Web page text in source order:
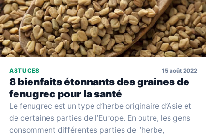
ASTUCES 15 août 2022
8 bienfaits étonnants des graines de
fenugrec pour la santé
Le fenugrec est un type d’herbe originaire d’Asie et
de certaines parties de l’Europe. En outre, les gens
consomment différentes parties de l’herbe,